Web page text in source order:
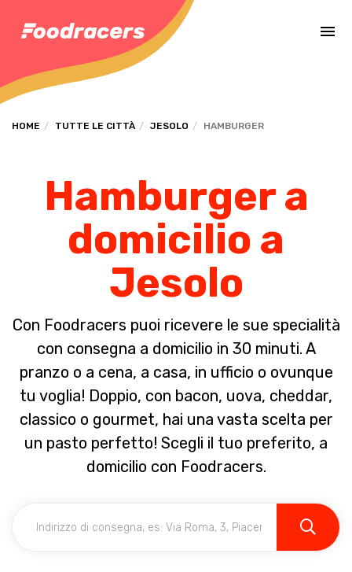
HOME TUTTE LE CITTÀ JESOLO HAMBURGER
Hamburger a
domicilio a
Jesolo
Con Foodracers puoi ricevere le sue specialità
con consegna a domicilio in 30 minuti. A
pranzo o a cena, a casa, in ufficio o ovunque
tu voglia! Doppio, con bacon, uova, cheddar,
classico o gourmet, hai una vasta scelta per
un pasto perfetto! Scegli il tuo preferito, a
domicilio con Foodracers.